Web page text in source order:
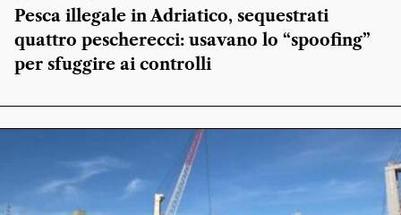
Pesca illegale in Adriatico, sequestrati
quattro pescherecci: usavano lo “spoofing”
per sfuggire ai controlli